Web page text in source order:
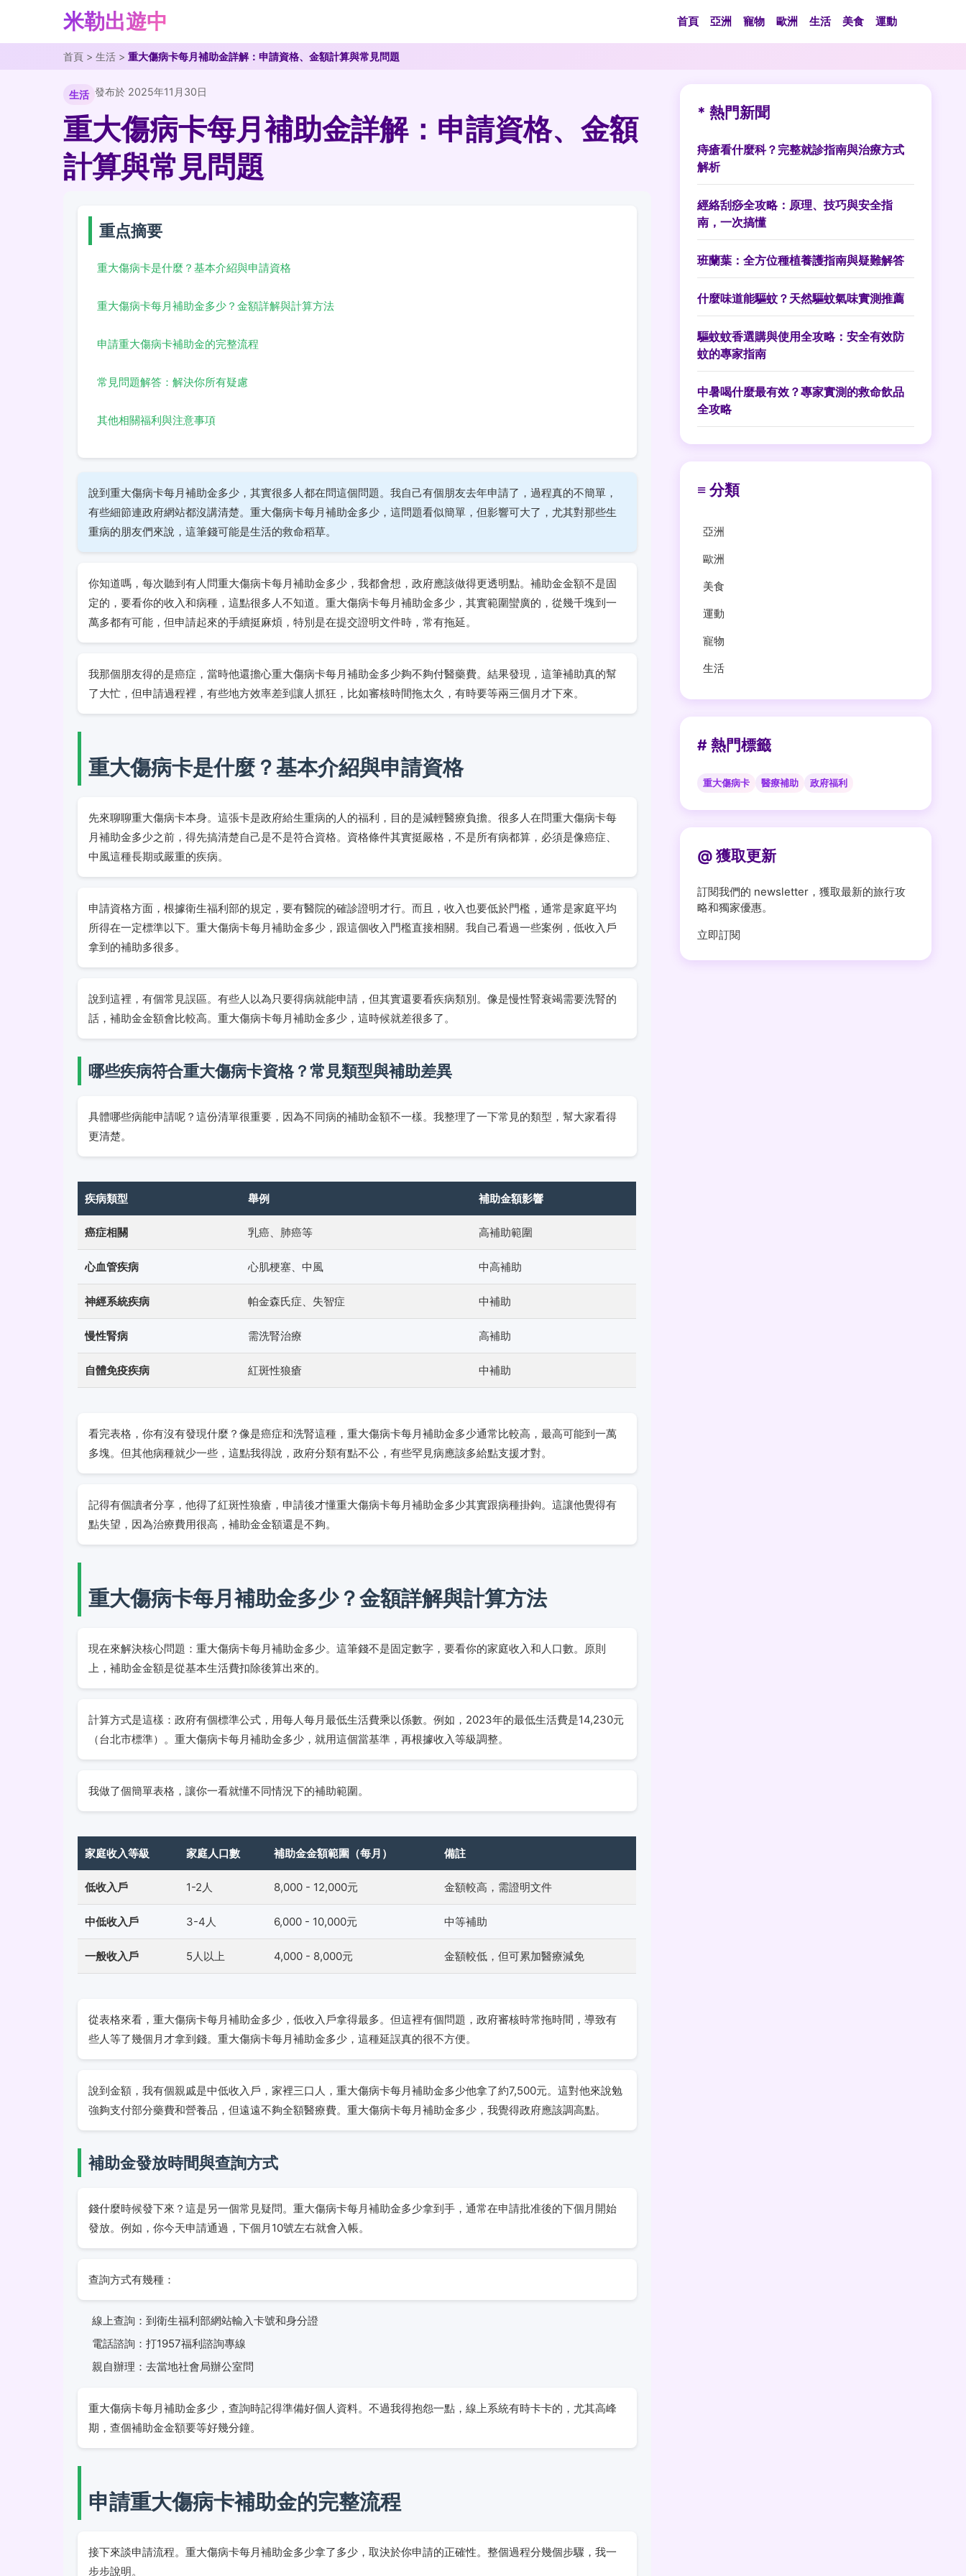
米勒出遊中 首頁 亞洲 寵物 歐洲 生活 美食 運動
首頁 > 生活 > 重大傷病卡每月補助金詳解：申請資格、金額計算與常見問題
生活 發布於 2025年11月30日
重大傷病卡每月補助金詳解：申請資格、金額
計算與常見問題
重点摘要
重大傷病卡是什麼？基本介紹與申請資格
重大傷病卡每月補助金多少？金額詳解與計算方法
申請重大傷病卡補助金的完整流程
常見問題解答：解決你所有疑慮
其他相關福利與注意事項
說到重大傷病卡每月補助金多少，其實很多人都在問這個問題。我自己有個朋友去年申請了，過程真的不簡單，
有些細節連政府網站都沒講清楚。重大傷病卡每月補助金多少，這問題看似簡單，但影響可大了，尤其對那些生
重病的朋友們來說，這筆錢可能是生活的救命稻草。
你知道嗎，每次聽到有人問重大傷病卡每月補助金多少，我都會想，政府應該做得更透明點。補助金金額不是固
定的，要看你的收入和病種，這點很多人不知道。重大傷病卡每月補助金多少，其實範圍蠻廣的，從幾千塊到一
萬多都有可能，但申請起來的手續挺麻煩，特別是在提交證明文件時，常有拖延。
我那個朋友得的是癌症，當時他還擔心重大傷病卡每月補助金多少夠不夠付醫藥費。結果發現，這筆補助真的幫
了大忙，但申請過程裡，有些地方效率差到讓人抓狂，比如審核時間拖太久，有時要等兩三個月才下來。
重大傷病卡是什麼？基本介紹與申請資格
先來聊聊重大傷病卡本身。這張卡是政府給生重病的人的福利，目的是減輕醫療負擔。很多人在問重大傷病卡每
月補助金多少之前，得先搞清楚自己是不是符合資格。資格條件其實挺嚴格，不是所有病都算，必須是像癌症、
中風這種長期或嚴重的疾病。
申請資格方面，根據衛生福利部的規定，要有醫院的確診證明才行。而且，收入也要低於門檻，通常是家庭平均
所得在一定標準以下。重大傷病卡每月補助金多少，跟這個收入門檻直接相關。我自己看過一些案例，低收入戶
拿到的補助多很多。
說到這裡，有個常見誤區。有些人以為只要得病就能申請，但其實還要看疾病類別。像是慢性腎衰竭需要洗腎的
話，補助金金額會比較高。重大傷病卡每月補助金多少，這時候就差很多了。
哪些疾病符合重大傷病卡資格？常見類型與補助差異
具體哪些病能申請呢？這份清單很重要，因為不同病的補助金額不一樣。我整理了一下常見的類型，幫大家看得
更清楚。
疾病類型 舉例 補助金額影響
癌症相關 乳癌、肺癌等 高補助範圍
心血管疾病 心肌梗塞、中風 中高補助
神經系統疾病 帕金森氏症、失智症 中補助
慢性腎病 需洗腎治療 高補助
自體免疫疾病 紅斑性狼瘡 中補助
看完表格，你有沒有發現什麼？像是癌症和洗腎這種，重大傷病卡每月補助金多少通常比較高，最高可能到一萬
多塊。但其他病種就少一些，這點我得說，政府分類有點不公，有些罕見病應該多給點支援才對。
記得有個讀者分享，他得了紅斑性狼瘡，申請後才懂重大傷病卡每月補助金多少其實跟病種掛鉤。這讓他覺得有
點失望，因為治療費用很高，補助金金額還是不夠。
重大傷病卡每月補助金多少？金額詳解與計算方法
現在來解決核心問題：重大傷病卡每月補助金多少。這筆錢不是固定數字，要看你的家庭收入和人口數。原則
上，補助金金額是從基本生活費扣除後算出來的。
計算方式是這樣：政府有個標準公式，用每人每月最低生活費乘以係數。例如，2023年的最低生活費是14,230元
（台北市標準）。重大傷病卡每月補助金多少，就用這個當基準，再根據收入等級調整。
我做了個簡單表格，讓你一看就懂不同情況下的補助範圍。
家庭收入等級 家庭人口數 補助金金額範圍（每月） 備註
低收入戶 1-2人 8,000 - 12,000元 金額較高，需證明文件
中低收入戶 3-4人 6,000 - 10,000元 中等補助
一般收入戶 5人以上 4,000 - 8,000元 金額較低，但可累加醫療減免
從表格來看，重大傷病卡每月補助金多少，低收入戶拿得最多。但這裡有個問題，政府審核時常拖時間，導致有
些人等了幾個月才拿到錢。重大傷病卡每月補助金多少，這種延誤真的很不方便。
說到金額，我有個親戚是中低收入戶，家裡三口人，重大傷病卡每月補助金多少他拿了約7,500元。這對他來說勉
強夠支付部分藥費和營養品，但遠遠不夠全額醫療費。重大傷病卡每月補助金多少，我覺得政府應該調高點。
補助金發放時間與查詢方式
錢什麼時候發下來？這是另一個常見疑問。重大傷病卡每月補助金多少拿到手，通常在申請批准後的下個月開始
發放。例如，你今天申請通過，下個月10號左右就會入帳。
查詢方式有幾種：
線上查詢：到衛生福利部網站輸入卡號和身分證
電話諮詢：打1957福利諮詢專線
親自辦理：去當地社會局辦公室問
重大傷病卡每月補助金多少，查詢時記得準備好個人資料。不過我得抱怨一點，線上系統有時卡卡的，尤其高峰
期，查個補助金金額要等好幾分鐘。
申請重大傷病卡補助金的完整流程
接下來談申請流程。重大傷病卡每月補助金多少拿了多少，取決於你申請的正確性。整個過程分幾個步驟，我一
步步說明。
* 熱門新聞
痔瘡看什麼科？完整就診指南與治療方式
解析
經絡刮痧全攻略：原理、技巧與安全指
南，一次搞懂
班蘭葉：全方位種植養護指南與疑難解答
什麼味道能驅蚊？天然驅蚊氣味實測推薦
驅蚊蚊香選購與使用全攻略：安全有效防
蚊的專家指南
中暑喝什麼最有效？專家實測的救命飲品
全攻略
≡ 分類
亞洲
歐洲
美食
運動
寵物
生活
# 熱門標籤
重大傷病卡 醫療補助 政府福利
@ 獲取更新
訂閱我們的 newsletter，獲取最新的旅行攻
略和獨家優惠。
立即訂閱